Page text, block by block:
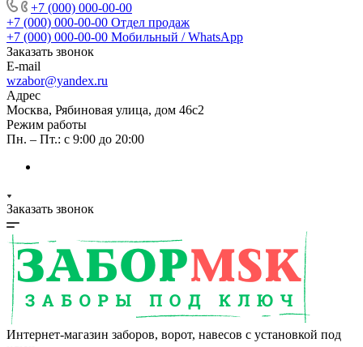
+7 (000) 000-00-00
+7 (000) 000-00-00 Отдел продаж
+7 (000) 000-00-00 Мобильный / WhatsApp
Заказать звонок
E-mail
wzabor@yandex.ru
Адрес
Москва, Рябиновая улица, дом 46с2
Режим работы
Пн. – Пт.: с 9:00 до 20:00
Заказать звонок
Интернет-магазин заборов, ворот, навесов с установкой под